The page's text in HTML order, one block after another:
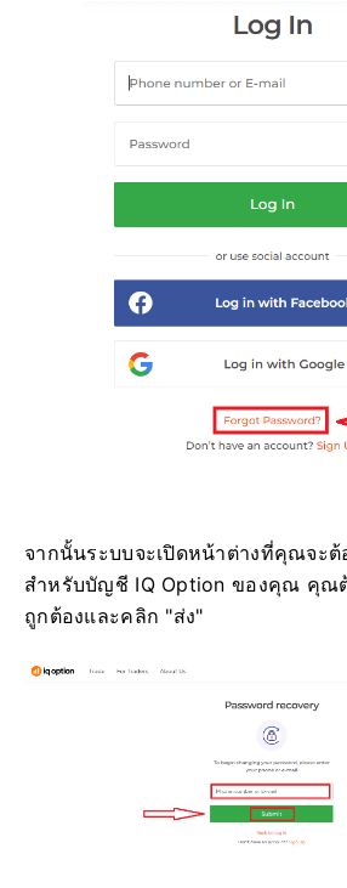
จากนั้นระบบจะเปิดหน้าต่างที่คุณจะ
สำหรับบัญชี IQ Option ของคุณ คุณ
ถูกต้องและคลิก "ส่ง"